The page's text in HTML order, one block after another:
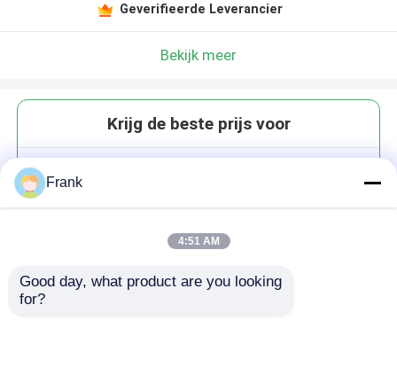
Geverifieerde Leverancier
Bekijk meer
Krijg de beste prijs voor
Frank
4:51 AM
Good day, what product are you looking
for?